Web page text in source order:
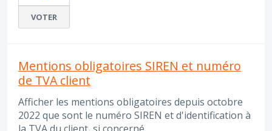
VOTER
Mentions obligatoires SIREN et numéro
de TVA client
Afficher les mentions obligatoires depuis octobre
2022 que sont le numéro SIREN et d'identification à